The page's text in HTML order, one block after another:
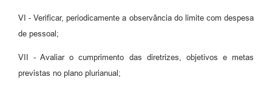
VI - Verificar, periodicamente a observância do limite com despesa
de pessoal;
VII - Avaliar o cumprimento das diretrizes, objetivos e metas
previstas no plano plurianual;